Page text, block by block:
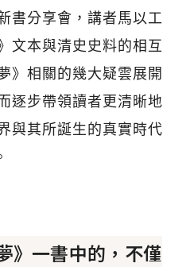
書分享會，講者馬以工
文本與清史史料的相互
》相關的幾大疑雲展開
逐步帶領讀者更清晰地
與其所誕生的真實時代
》一書中的，不僅